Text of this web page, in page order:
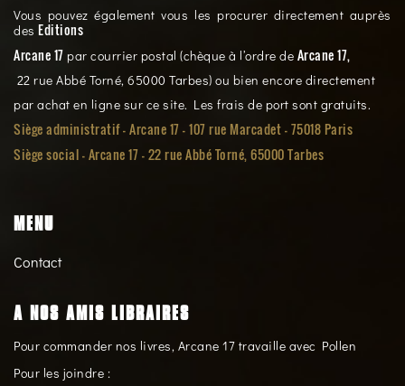
Vous pouvez également vous les procurer directement auprès
des Editions
Arcane 17 par courrier postal (chèque à l’ordre de Arcane 17,
22 rue Abbé Torné, 65000 Tarbes) ou bien encore directement
par achat en ligne sur ce site. Les frais de port sont gratuits.
Siège administratif - Arcane 17 - 107 rue Marcadet - 75018 Paris
Siège social -Arcane 17 - 22 rue Abbé Torné, 65000 Tarbes
MENU
Contact
A NOS AMIS LIBRAIRES
Pour commander nos livres, Arcane 17 travaille avec Pollen
Pour les joindre :